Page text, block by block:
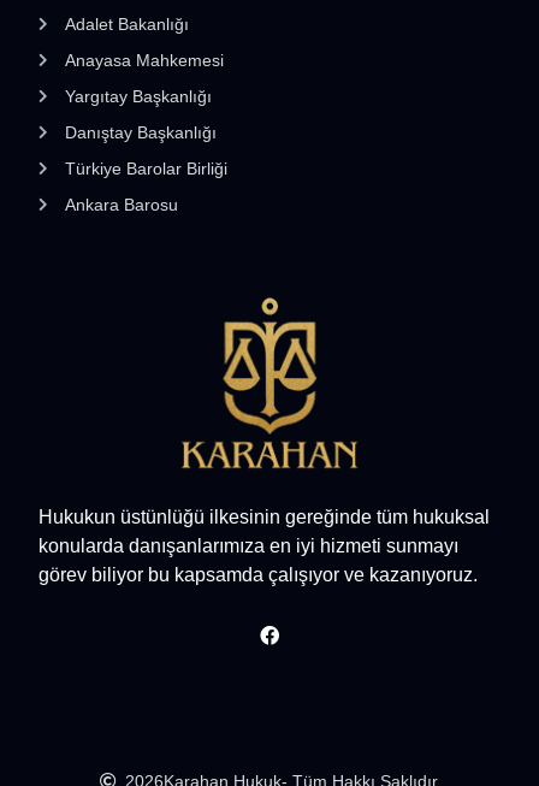
Hukukun üstünlüğü ilkesinin gereğinde tüm hukuksal
konularda danışanlarımıza en iyi hizmeti sunmayı
görev biliyor bu kapsamda çalışıyor ve kazanıyoruz.
Adalet Bakanlığı
Anayasa Mahkemesi
Yargıtay Başkanlığı
Danıştay Başkanlığı
Türkiye Barolar Birliği
Ankara Barosu
2026Karahan Hukuk- Tüm Hakkı Saklıdır.